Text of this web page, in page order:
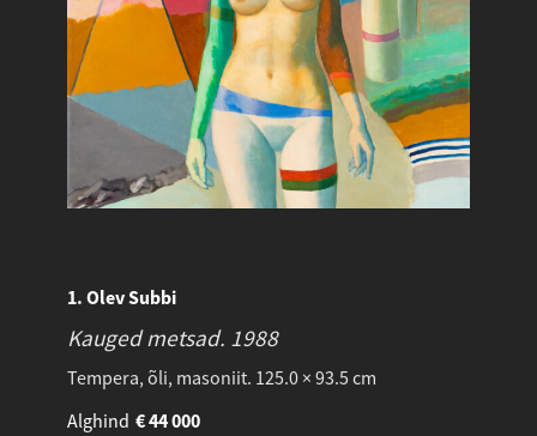
1. Olev Subbi
Kauged metsad. 1988
Tempera, õli, masoniit. 125.0 × 93.5 cm
Alghind
44 000
€